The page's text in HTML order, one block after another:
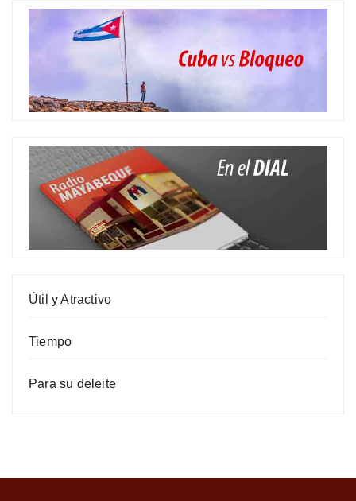
Útil y Atractivo
Tiempo
Para su deleite